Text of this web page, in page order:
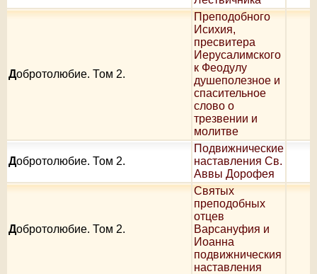
Добротолюбие. Том 2.
Преподобного
Исихия,
пресвитера
Иерусалимского
к Феодулу
душеполезное и
спасительное
слово о
трезвении и
молитве
Добротолюбие. Том 2.
Подвижнические
наставления Св.
Аввы Дорофея
Добротолюбие. Том 2.
Святых
преподобных
отцев
Варсануфия и
Иоанна
подвижническия
наставления